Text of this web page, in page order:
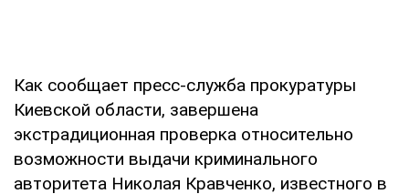
Как сообщает пресс-служба прокуратуры
Киевской области, завершена
экстрадиционная проверка относительно
возможности выдачи криминального
авторитета Николая Кравченко, известного в